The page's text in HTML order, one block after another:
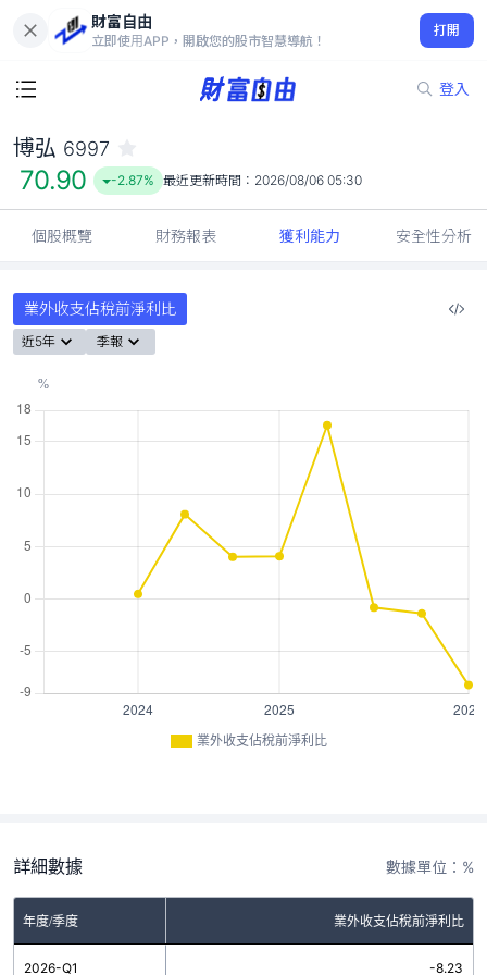
財富自由
立即使用APP，開啟您的股市智慧導航！
打開
登入
70.90
-2.87%
博弘 6997
70.90 -2.87% 最近更新時間： 2026/08/06 05:30
個股概覽 財務報表 獲利能力 安全性分析
業外收支佔稅前淨利比
近5年 季報
業外收支佔稅前淨利比
詳細數據 數據單位：%
年度/季度 業外收支佔稅前淨利比
2026-Q1 -8.23